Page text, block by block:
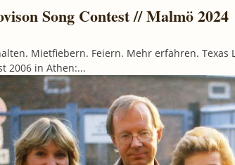
Song Contest // Malmö 2024
Mietfiebern. Feiern. Mehr erfahren. Texas
2006 in Athen:...